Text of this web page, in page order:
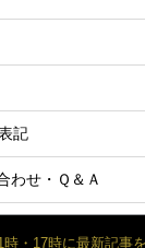
記
わせ・Ｑ＆Ａ
時・17時に最新記事